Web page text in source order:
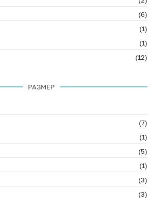
(6)
(1)
(1)
(12)
РАЗМЕР
(7)
(1)
(5)
(1)
(3)
(3)